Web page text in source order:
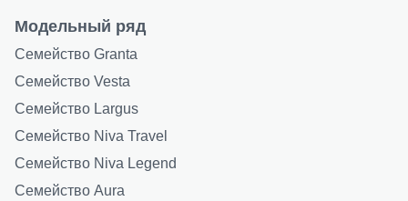
Модельный ряд
Семейство Granta
Семейство Vesta
Семейство Largus
Семейство Niva Travel
Семейство Niva Legend
Семейство Aura